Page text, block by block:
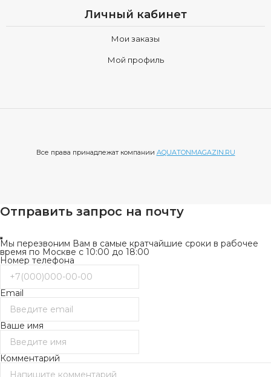
функциональности, продуманные до мелочей для вашего
AQUATON (Акватон) полуколонны, вы инвестируете в свой
Личный кабинет
Мои заказы
Мой профиль
Все права принадлежат компании AQUATONMAGAZIN.RU
Отправить запрос на почту
Мы перезвоним Вам в самые кратчайшие сроки в рабочее
время по Москве с 10:00 до 18:00
Номер телефона
Email
Ваше имя
Комментарий